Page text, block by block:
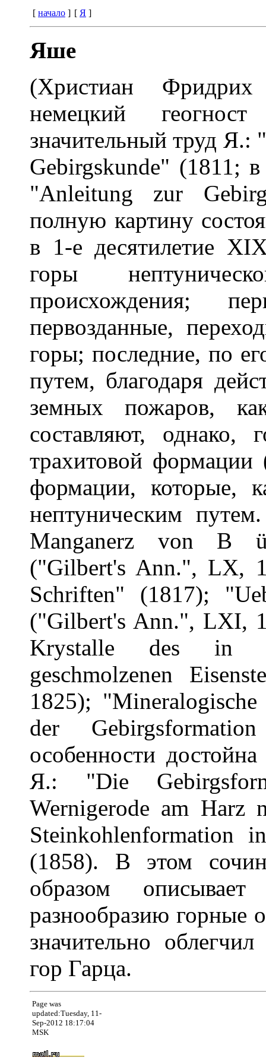
[ начало ] [ Я ]
Яше
(Христиан
немецкий
значительный труд Я.:
Gebirgskunde" (1811;
"Anleitung zur
полную картину
в 1-е десятилетие
горы
происхождения;
первозданные,
горы; последние, по
путем, благодаря
земных пожаров,
составляют, однако,
трахитовой
формации, которые,
нептуническим
Manganerz von B
("Gilbert's Ann.", LX,
Schriften" (1817);
("Gilbert's Ann.", LXI,
Krystalle des in
geschmolzenen
1825);
der
особенности
Я.: "Die
Wernigerode am Harz
Steinkohlenformation
(1858). В этом
образом
разнообразию горные
значительно
гор Гарца.
Page was
updated:Tuesday, 11-
Sep-2012 18:17:04
MSK